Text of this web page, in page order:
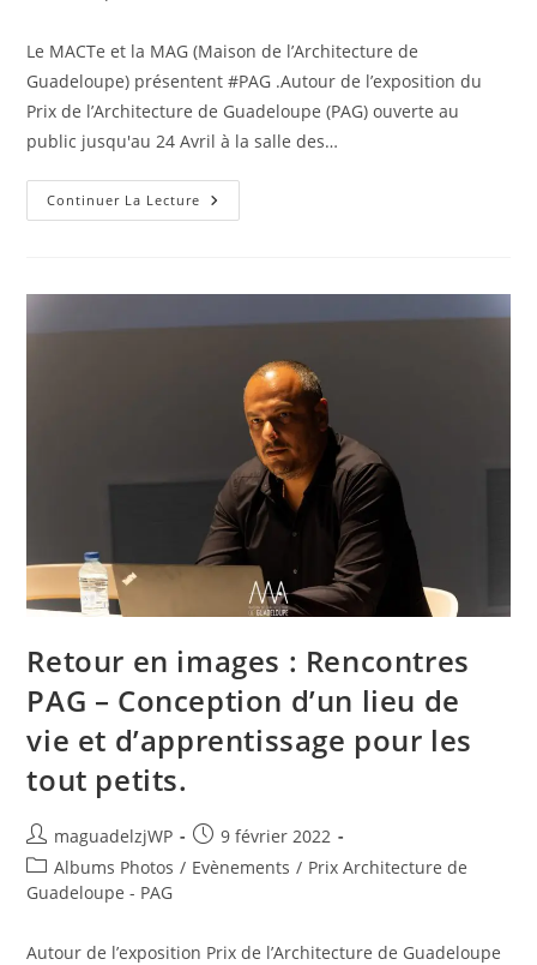
publication :
Le MACTe et la MAG (Maison de l’Architecture de
Guadeloupe) présentent #PAG .Autour de l’exposition du
Prix de l’Architecture de Guadeloupe (PAG) ouverte au
public jusqu'au 24 Avril à la salle des…
Continuer La Lecture Retour
En
–
Réhabilitation
Retour en images : Rencontres
PAG – Conception d’un lieu de
vie et d’apprentissage pour les
tout petits.
Auteur/autrice
de
la
publication :
maguadelzjWP
Publication
publiée :
9 février 2022
Post
category:
Albums Photos / Evènements / Prix Architecture de
Guadeloupe - PAG
Autour de l’exposition Prix de l’Architecture de Guadeloupe